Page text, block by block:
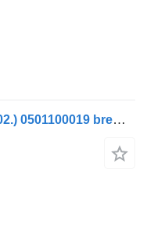
Bosch FH12 1. sērija (01.93.–12.02.) 0501100019 bremžu regulētājvārsts paredzēts Volvo FH12, FH16, NH12, FH, VNL780 (1993-2014) kravas automašīnas